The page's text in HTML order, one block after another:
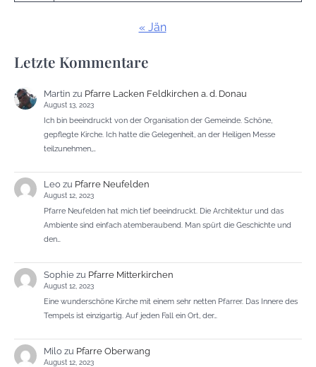
« Jän
Letzte Kommentare
Martin zu Pfarre Lacken Feldkirchen a. d. Donau
August 13, 2023
Ich bin beeindruckt von der Organisation der Gemeinde. Schöne,
gepflegte Kirche. Ich hatte die Gelegenheit, an der Heiligen Messe
teilzunehmen,…
Leozu Pfarre Neufelden
August 12, 2023
Pfarre Neufelden hat mich tief beeindruckt. Die Architektur und das
Ambiente sind einfach atemberaubend. Man spürt die Geschichte und
den…
Sophiezu Pfarre Mitterkirchen
August 12, 2023
Eine wunderschöne Kirche mit einem sehr netten Pfarrer. Das Innere des
Tempels ist einzigartig. Auf jeden Fall ein Ort, der…
Milozu Pfarre Oberwang
August 12, 2023